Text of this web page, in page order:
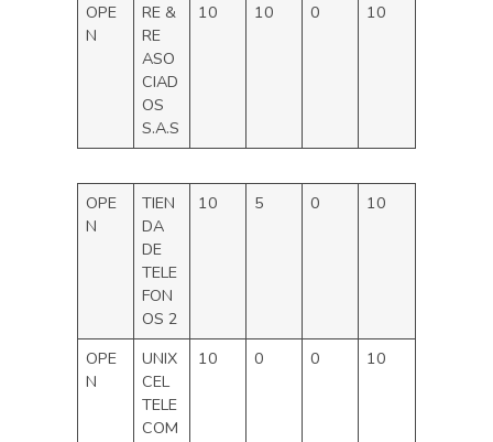
OPE
N
RE &
RE
ASO
CIAD
OS
S.A.S
10 10 0 10
OPE
N
TIEN
DA
DE
TELE
FON
OS 2
10 5 0 10
OPE
N
UNIX
CEL
TELE
COM
10 0 0 10